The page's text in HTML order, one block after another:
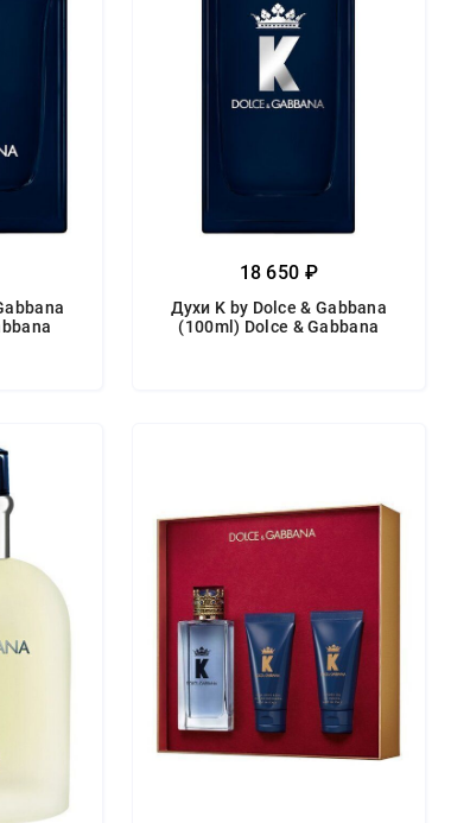
18 650 ₽
Духи K by Dolce & Gabbana
(100ml) Dolce & Gabbana